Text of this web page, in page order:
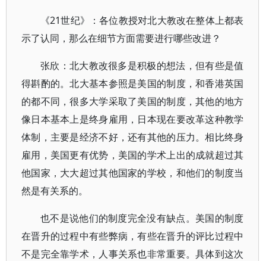
《21世纪》：各位教授对北大教改在整体上都表
示了认同，那么在细节方面需要进行哪些改进？
张欣：北大教改很多是积极的想法，但有些是值
得斟酌的。北大基本参照是美国的制度，和香港英国
的都不同，很多大学采取了美国的制度，其他的地方
像日本基本上是终身雇用，日本现在要改革这种教学
体制，主要是经济不好，还有其他的压力。相比终身
雇用，美国更有优势，美国的学术上出的成就超过其
他国家，大大超过其他国家的学校，和他们的制度当
然是有关系的。
也不是说他们的制度完全没有缺点。美国的制度
在晋升的过程中有些弊病，有些在晋升的评比过程中
不是完全靠学术，人事关系也非常重要。具体到这次